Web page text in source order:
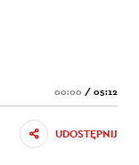
00:00 / 05:12
UDOSTĘPNIJ